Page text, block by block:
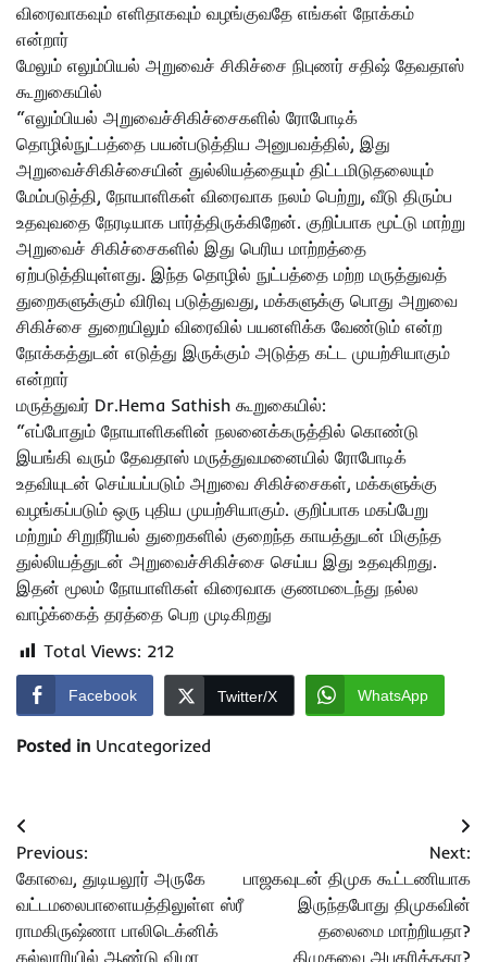
விரைவாகவும் எளிதாகவும் வழங்குவதே எங்கள் நோக்கம்
என்றார்
மேலும் எலும்பியல் அறுவைச் சிகிச்சை நிபுணர் சதிஷ் தேவதாஸ்
கூறுகையில்
“எலும்பியல் அறுவைச்சிகிச்சைகளில் ரோபோடிக்
தொழில்நுட்பத்தை பயன்படுத்திய அனுபவத்தில், இது
அறுவைச்சிகிச்சையின் துல்லியத்தையும் திட்டமிடுதலையும்
மேம்படுத்தி, நோயாளிகள் விரைவாக நலம் பெற்று, வீடு திரும்ப
உதவுவதை நேரடியாக பார்த்திருக்கிறேன். குறிப்பாக மூட்டு மாற்று
அறுவைச் சிகிச்சைகளில் இது பெரிய மாற்றத்தை
ஏற்படுத்தியுள்ளது. இந்த தொழில் நுட்பத்தை மற்ற மருத்துவத்
துறைகளுக்கும் விரிவு படுத்துவது, மக்களுக்கு பொது அறுவை
சிகிச்சை துறையிலும் விரைவில் பயனளிக்க வேண்டும் என்ற
நோக்கத்துடன் எடுத்து இருக்கும் அடுத்த கட்ட முயற்சியாகும்
என்றார்
மருத்துவர் Dr.Hema Sathish கூறுகையில்:
“எப்போதும் நோயாளிகளின் நலனைக்கருத்தில் கொண்டு
இயங்கி வரும் தேவதாஸ் மருத்துவமனையில் ரோபோடிக்
உதவியுடன் செய்யப்படும் அறுவை சிகிச்சைகள், மக்களுக்கு
வழங்கப்படும் ஒரு புதிய முயற்சியாகும். குறிப்பாக மகப்பேறு
மற்றும் சிறுநீரியல் துறைகளில் குறைந்த காயத்துடன் மிகுந்த
துல்லியத்துடன் அறுவைச்சிகிச்சை செய்ய இது உதவுகிறது.
இதன் மூலம் நோயாளிகள் விரைவாக குணமடைந்து நல்ல
வாழ்க்கைத் தரத்தை பெற முடிகிறது
Total Views: 212
Facebook Twitter/X WhatsApp
Posted in Uncategorized
Post
navigation
Previous:
கோவை, துடியலூர் அருகே
வட்டமலைபாளையத்திலுள்ள ஸ்ரீ
ராமகிருஷ்ணா பாலிடெக்னிக்
கல்லூரியில் ஆண்டு விழா
Next:
பாஜகவுடன் திமுக கூட்டணியாக
இருந்தபோது திமுகவின்
தலைமை மாற்றியதா?
திமுகவை அபகரித்ததா?